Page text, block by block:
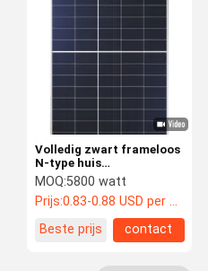
Video's VR-Show
Kwaliteitsco
Neem
Contact Met
Volledig zwart frameloos
N-type huis
Zonnepanelen 525W
520W 515W 510W
MOQ:5800 watt
Prijs:0.83-0.88 USD per watt
Beste prijs
contact